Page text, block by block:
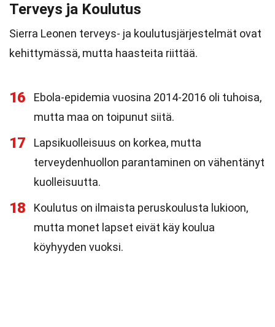
Terveys ja Koulutus
Sierra Leonen terveys- ja koulutusjärjestelmät ovat
kehittymässä, mutta haasteita riittää.
16
Ebola-epidemia vuosina 2014-2016 oli tuhoisa,
mutta maa on toipunut siitä.
17
Lapsikuolleisuus on korkea, mutta
terveydenhuollon parantaminen on vähentänyt
kuolleisuutta.
18
Koulutus on ilmaista peruskoulusta lukioon,
mutta monet lapset eivät käy koulua
köyhyyden vuoksi.